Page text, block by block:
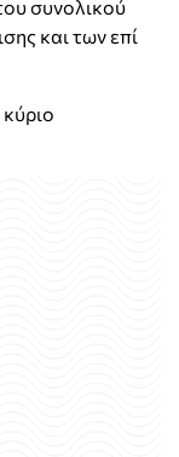
συνολικού
και των επί